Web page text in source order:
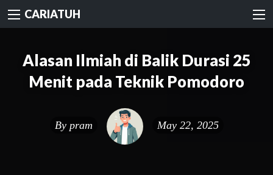
CARIATUH
Alasan Ilmiah di Balik Durasi 25
Menit pada Teknik Pomodoro
By pram May 22, 2025